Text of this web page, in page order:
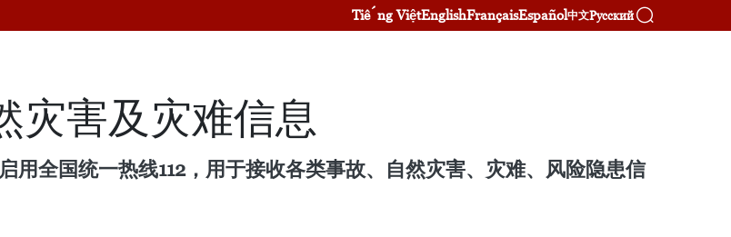
Tiếng ViệtEnglishFrançaisEspañol中文Русский
灾害及灾难信息
用全国统一热线112，用于接收各类事故、自然灾害、灾难、风险隐患信